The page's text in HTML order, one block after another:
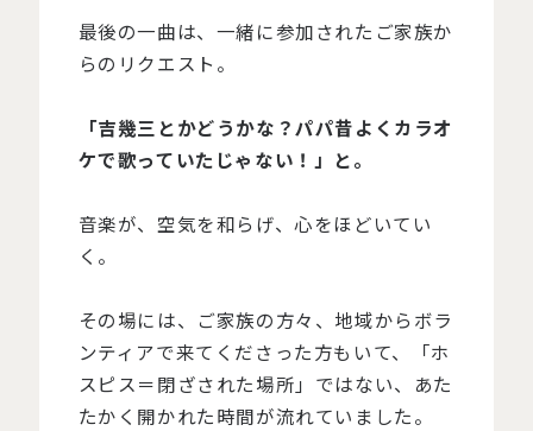
最後の一曲は、一緒に参加されたご家族か
らのリクエスト。
「吉幾三とかどうかな？パパ昔よくカラオ
ケで歌っていたじゃない！」と。
音楽が、空気を和らげ、心をほどいてい
く。
その場には、ご家族の方々、地域からボラ
ンティアで来てくださった方もいて、「ホ
スピス＝閉ざされた場所」ではない、あた
たかく開かれた時間が流れていました。